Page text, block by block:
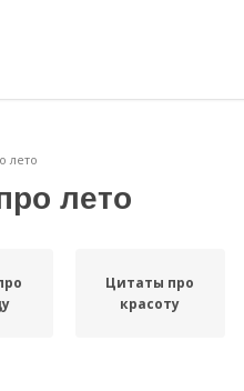
лето
лето
Цитаты про
красоту